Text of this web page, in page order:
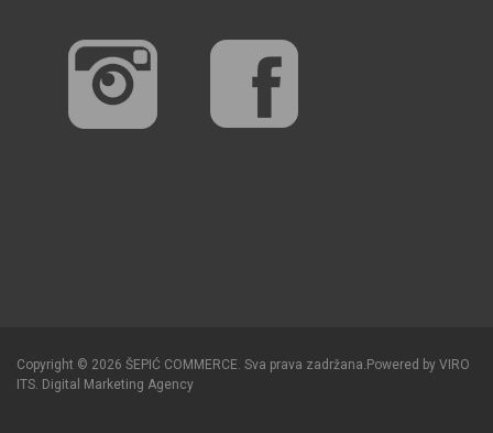
Copyright © 2026 ŠEPIĆ COMMERCE. Sva prava zadržana. Powered by VIRO
ITS. Digital Marketing Agency